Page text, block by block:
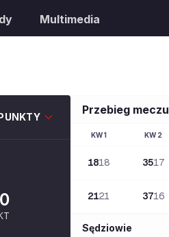
Multimedia
Przebieg meczu
KW1 KW 2
1818 3517
2121 3716
Sędziowie